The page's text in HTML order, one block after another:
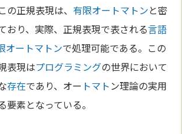
の正規表現は、 有限オートマトンと密
おり、実際、正規表現で表される言語
オートマトンで処理可能である。この
表現はプログラミングの世界において
存在であり、オー トマトン理論の実用
要素となっている。